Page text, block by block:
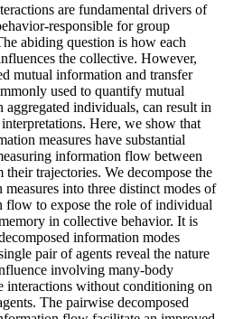
are fundamental drivers of
responsible for group
abiding question is how each
the collective. However,
mutual information and transfer
used to quantify mutual
aggregated individuals, can result in
Here, we show that
measures have substantial
information flow between
their trajectories. We decompose the
into three distinct modes of
flow to expose the role of individual
in collective behavior. It is
information modes
pair of agents reveal the nature
involving many-body
interactions without conditioning on
The pairwise decomposed